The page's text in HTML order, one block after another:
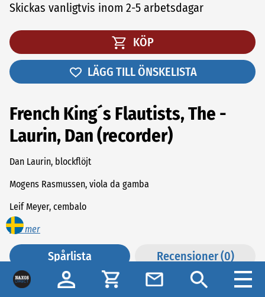
Skickas vanligtvis inom 2-5 arbetsdagar
KÖP
LÄGG TILL ÖNSKELISTA
French King´s Flautists, The -
Laurin, Dan (recorder)
Dan Laurin, blockflöjt
Mogens Rasmussen, viola da gamba
Leif Meyer, cembalo
Dan Laurin - The French King´s Flautists
Läs mer
Spårlista Recensioner (0)